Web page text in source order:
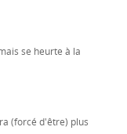
se heurte à la
(forcé d'être) plus